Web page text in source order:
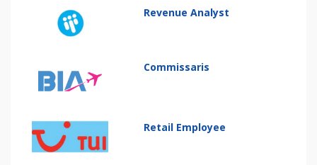
Revenue Analyst
Commissaris
Retail Employee